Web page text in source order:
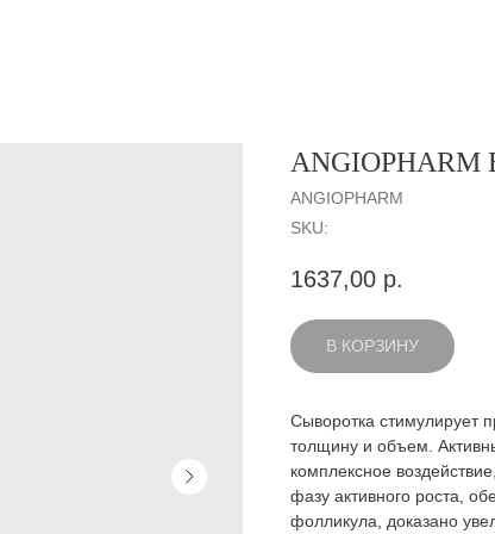
ANGIOPHARM
ANGIOPHARM
SKU:
1637,00 р.
В КОРЗИНУ
Сыворотка стимулирует
толщину и объем.
комплексное
фазу активного роста,
фолликула, доказано